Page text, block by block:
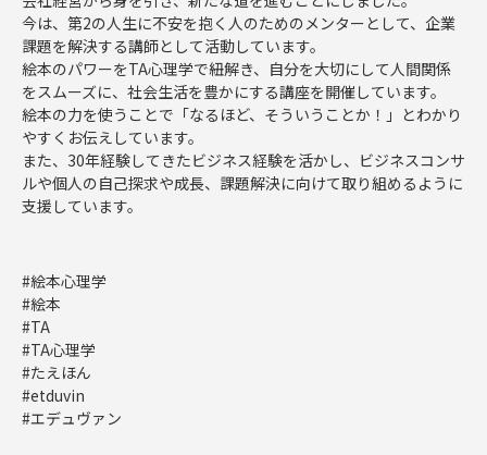
今は、第2の人生に不安を抱く人のためのメンターとして、企業
課題を解決する講師として活動しています。
絵本のパワーをTA心理学で紐解き、自分を大切にして人間関係
をスムーズに、社会生活を豊かにする講座を開催しています。
絵本の力を使うことで「なるほど、そういうことか！」とわかり
やすくお伝えしています。
また、30年経験してきたビジネス経験を活かし、ビジネスコンサ
ルや個人の自己探求や成長、課題解決に向けて取り組めるように
支援しています。
#絵本心理学
#絵本
#TA
#TA心理学
#たえほん
#etduvin
#エデュヴァン